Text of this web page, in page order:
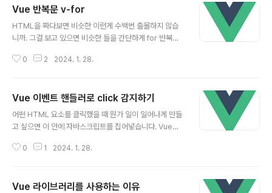
Vue 반복문 v-for
HTML을 짜다보면 비슷한 이런게 수백번 출몰하지 않습
니까. 그걸 보고 있으면 비슷한 들을 간단하게 for 반복문
Vue를 쓰면 가능합니다. 그리고 그런 장점 때문에 리액트
걱정하지 맙시다. 상단 메뉴를 만들어봅시다 페이지가 여
러개 있는 것은 아니지만 심심하니 상단메뉴를 만들어봅시
다. HTML과 CSS는 다음과 같이 작성합니다. CSS는 vu
About .menu { background : darkslateblue; pad
0 2 2024. 1. 28.
Vue 이벤트 핸들러로 click 감지하기
어떤 HTML 요소를 클릭했을 때 뭔가 일이 일어나게 만들
고 싶으면 이 안에 자바스크립트를 집어넣습니다. Vue에
어넣으면 됩니다. 문법만 설명하면 다음날 다 까먹을게 분
튼과 신고수를 만들어봅시다 일단 저번시간 반복문 돌린건
0 1 2024. 1. 28.
Vue 라이브러리를 사용하는 이유